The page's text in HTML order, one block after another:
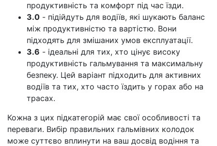
продуктивність та комфорт під час їзди.
3.0 - підійдуть для водіїв, які шукають баланс
між продуктивністю та вартістю. Вони
підходять для змішаних умов експлуатації.
3.6 - ідеальні для тих, хто цінує високу
продуктивність гальмування та максимальну
безпеку. Цей варіант підходить для активних
водіїв та тих, хто часто їздить у горах або на
трасах.
Кожна з цих підкатегорій має свої особливості та
переваги. Вибір правильних гальмівних колодок
може суттєво вплинути на ваш досвід водіння та